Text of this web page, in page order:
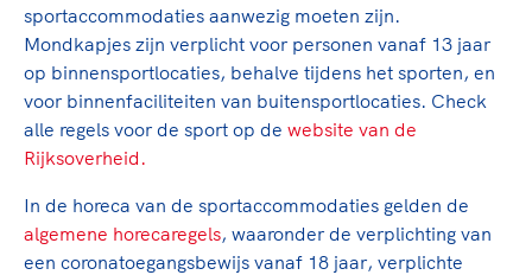
Lees verder
sportaccommodaties aanwezig moeten zijn.
Mondkapjes zijn verplicht voor personen vanaf 13 jaar
op binnensportlocaties, behalve tijdens het sporten, en
voor binnenfaciliteiten van buitensportlocaties. Check
alle regels voor de sport op de website van de
Rijksoverheid.
In de horeca van de sportaccommodaties gelden de
algemene horecaregels, waaronder de verplichting van
een coronatoegangsbewijs vanaf 18 jaar, verplichte